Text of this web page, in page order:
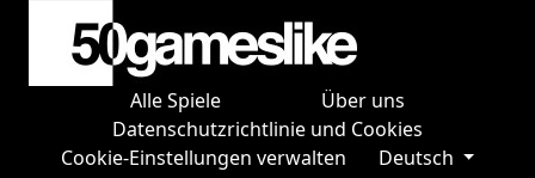
Alle Spiele
Über uns
Datenschutzrichtlinie und Cookies
Cookie-Einstellungen verwalten
Deutsch